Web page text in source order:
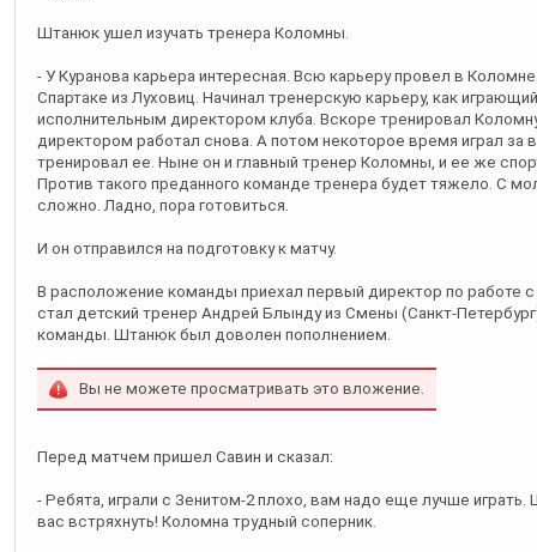
Штанюк ушел изучать тренера Коломны.
- У Куранова карьера интересная. Всю карьеру провел в
Спартаке из Луховиц. Начинал тренерскую карьеру, как
исполнительным директором клуба. Вскоре тренировал
директором работал снова. А потом некоторое время играл
тренировал ее. Ныне он и главный тренер Коломны, и ее же
Против такого преданного команде тренера будет тяжело. С
сложно. Ладно, пора готовиться.
И он отправился на подготовку к матчу.
В расположение команды приехал первый директор по
стал детский тренер Андрей Блынду из Смены (Санкт-
команды. Штанюк был доволен пополнением.
Вы не можете просматривать это вложение.
Перед матчем пришел Савин и сказал:
- Ребята, играли с Зенитом-2 плохо, вам надо еще лучше
вас встряхнуть! Коломна трудный соперник.